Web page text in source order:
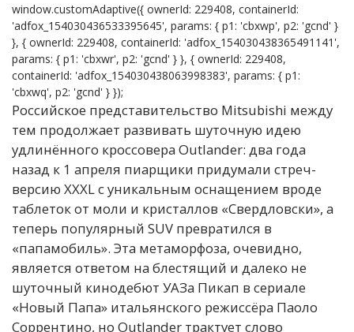
window.customAdaptive({ ownerId: 229408, containerId:
'adfox_154030436533395645', params: { p1: 'cbxwp', p2: 'gcnd' }
}, { ownerId: 229408, containerId: 'adfox_154030438365491141',
params: { p1: 'cbxwr', p2: 'gcnd' } }, { ownerId: 229408,
containerId: 'adfox_154030438063998383', params: { p1:
'cbxwq', p2: 'gcnd' } });
Российское представительство Mitsubishi между
тем продолжает развивать шуточную идею
удлинённого кроссовера Outlander: два года
назад к 1 апреля пиарщики придумали стреч-
версию XXXL с уникальным оснащением вроде
таблеток от моли и кристаллов «Свердловски», а
теперь популярный SUV превратился в
«папамобиль». Эта метаморфоза, очевидно,
является ответом на блестящий и далеко не
шуточный кинодебют УАЗа Пикап в сериале
«Новый Папа» итальянского режиссёра Паоло
Соррентино, но Outlander трактует слово